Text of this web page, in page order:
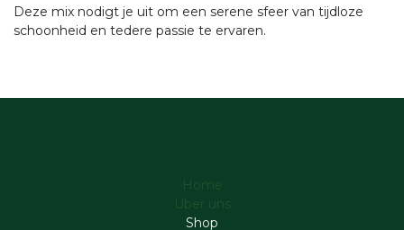
Deze mix nodigt je uit om een serene sfeer van tijdloze
schoonheid en tedere passie te ervaren.
Home
Über uns
Shop